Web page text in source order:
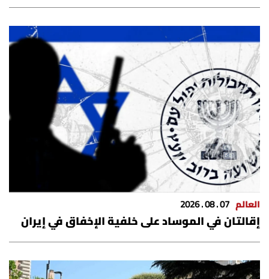
العالم 07 . 08 . 2026
إقالتان في الموساد على خلفية الإخفاق في إيران